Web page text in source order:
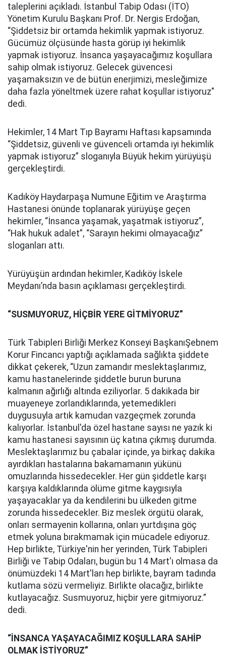
taleplerini açıkladı. İstanbul Tabip Odası (İTO)
Yönetim Kurulu Başkanı Prof. Dr. Nergis Erdoğan,
“Şiddetsiz bir ortamda hekimlik yapmak istiyoruz.
Gücümüz ölçüsünde hasta görüp iyi hekimlik
yapmak istiyoruz. İnsanca yaşayacağımız koşullara
sahip olmak istiyoruz. Gelecek güvencesi
yaşamaksızın ve de bütün enerjimizi, mesleğimize
daha fazla yöneltmek üzere rahat koşullar istiyoruz"
dedi.
Hekimler, 14 Mart Tıp Bayramı Haftası kapsamında
“Şiddetsiz, güvenli ve güvenceli ortamda iyi hekimlik
yapmak istiyoruz” sloganıyla Büyük hekim yürüyüşü
gerçekleştirdi.
Kadıköy Haydarpaşa Numune Eğitim ve Araştırma
Hastanesi önünde toplanarak yürüyüşe geçen
hekimler, “İnsanca yaşamak, yaşatmak istiyoruz”,
“Hak hukuk adalet”, “Sarayın hekimi olmayacağız”
sloganları attı.
Yürüyüşün ardından hekimler, Kadıköy İskele
Meydanı’nda basın açıklaması gerçekleştirdi.
“SUSMUYORUZ, HİÇBİR YERE GİTMİYORUZ”
Türk Tabipleri Birliği Merkez Konseyi BaşkanıŞebnem
Korur Fincancı yaptığı açıklamada sağlıkta şiddete
dikkat çekerek, “Uzun zamandır meslektaşlarımız,
kamu hastanelerinde şiddetle burun buruna
kalmanın ağırlığı altında eziliyorlar. 5 dakikada bir
muayeneye zorlandıklarında, yetemedikleri
duygusuyla artık kamudan vazgeçmek zorunda
kalıyorlar. İstanbul'da özel hastane sayısı ne yazık ki
kamu hastanesi sayısının üç katına çıkmış durumda.
Meslektaşlarımız bu çabalar içinde, ya birkaç dakika
ayırdıkları hastalarına bakamamanın yükünü
omuzlarında hissedecekler. Her gün şiddetle karşı
karşıya kaldıklarında ölüme gitme kaygısıyla
yaşayacaklar ya da kendilerini bu ülkeden gitme
zorunda hissedecekler. Biz meslek örgütü olarak,
onları sermayenin kollarına, onları yurtdışına göç
etmek yoluna bırakmamak için mücadele ediyoruz.
Hep birlikte, Türkiye'nin her yerinden, Türk Tabipleri
Birliği ve Tabip Odaları, bugün bu 14 Mart'ı olmasa da
önümüzdeki 14 Mart'ları hep birlikte, bayram tadında
kutlama sözü vermeliyiz. Birlikte olacağız, birlikte
kutlayacağız. Susmuyoruz, hiçbir yere gitmiyoruz.”
dedi.
“İNSANCA YAŞAYACAĞIMIZ KOŞULLARA SAHİP
OLMAK İSTİYORUZ”